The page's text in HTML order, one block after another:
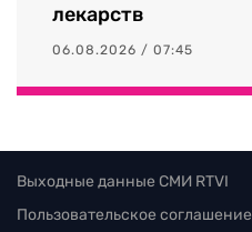
лекарств
06.08.2026 / 07:45
Выходные данные СМИ RTVI
Пользовательское соглашение